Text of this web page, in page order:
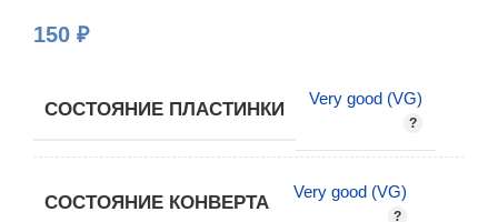
150 ₽
СОСТОЯНИЕ ПЛАСТИНКИ
Very good (VG)
СОСТОЯНИЕ КОНВЕРТА
Very good (VG)